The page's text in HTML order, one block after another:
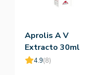
Aprolis A V
Extracto 30ml
4.9(8)